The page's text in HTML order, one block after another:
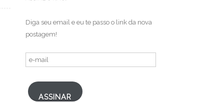
Diga seu email e eu te passo o link da nova
postagem!
e-
mail
ASSINAR